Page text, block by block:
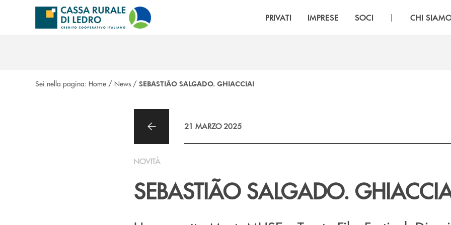
Salta al contenuto principale
PRIVATI IMPRESE SOCI | CHI
Sei nella pagina: Home / News / SEBASTIÃO SALGADO. GHIACCIAI
21 MARZO 2025
NOVITÀ
SEBASTIÃO SALGADO.